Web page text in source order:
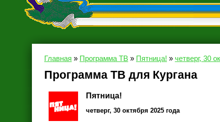
Главная » Программа ТВ » Пятница! » четверг, 30
Программа ТВ для Кургана
Пятница!
четверг, 30 октября 2025 года